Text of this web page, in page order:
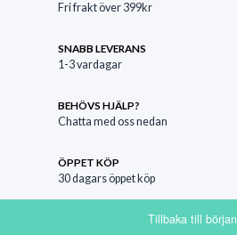
Fri frakt över 399kr
SNABB LEVERANS
1-3 vardagar
BEHÖVS HJÄLP?
Chatta med oss nedan
ÖPPET KÖP
30 dagars öppet köp
Tillbaka till början